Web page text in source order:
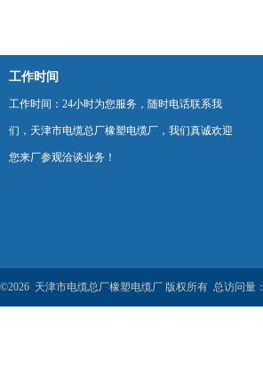
工作时间
工作时间：24小时为您服务，随时电话联系我
们，天津市电缆总厂橡塑电缆厂，我们真诚欢迎
您来厂参观洽谈业务！
©2026 天津市电缆总厂橡塑电缆厂 版权所有 总访问量：